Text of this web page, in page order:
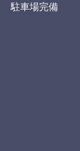
駐車場完備